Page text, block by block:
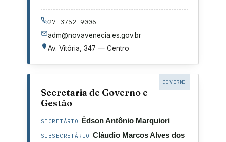
27 3752-9006
adm@novavenecia.es.gov.br
Av. Vitória, 347 — Centro
GOVERNO
Secretaria de Governo e
Gestão
SECRETÁRIO Édson Antônio Marquiori
SUBSECRETÁRIO Cláudio Marcos Alves dos